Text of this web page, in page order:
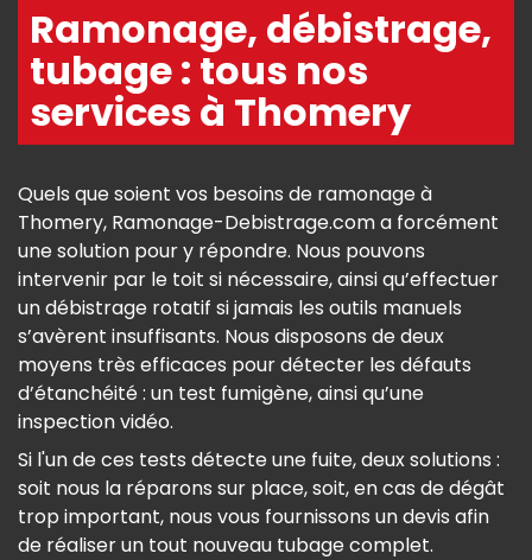
Ramonage, débistrage,
tubage : tous nos
services à Thomery
Quels que soient vos besoins de ramonage à
Thomery, Ramonage-Debistrage.com a forcément
une solution pour y répondre. Nous pouvons
intervenir par le toit si nécessaire, ainsi qu’effectuer
un débistrage rotatif si jamais les outils manuels
s’avèrent insuffisants. Nous disposons de deux
moyens très efficaces pour détecter les défauts
d’étanchéité : un test fumigène, ainsi qu’une
inspection vidéo.
Si l'un de ces tests détecte une fuite, deux solutions :
soit nous la réparons sur place, soit, en cas de dégât
trop important, nous vous fournissons un devis afin
de réaliser un tout nouveau tubage complet.